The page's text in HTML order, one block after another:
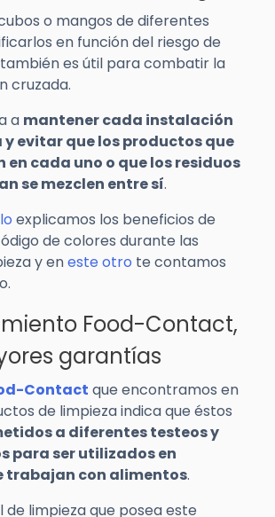
o mangos de diferentes
en función del riesgo de
es útil para combatir la
cruzada.
a mantener cada instalación
evitar que los productos que
en cada uno o que los residuos
se mezclen entre sí.
explicamos los beneficios de
de colores durante las
y eneste otro te contamos
Food-Contact,
garantías
Contact que encontramos en
de limpieza indica que éstos
a diferentes testeos y
para ser utilizados en
trabajan con alimentos.
de limpieza que posea este